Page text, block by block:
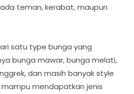
teman, kerabat, maupun
satu type bunga yang
bunga mawar, bunga melati,
dan masih banyak style
mampu mendapatkan jenis